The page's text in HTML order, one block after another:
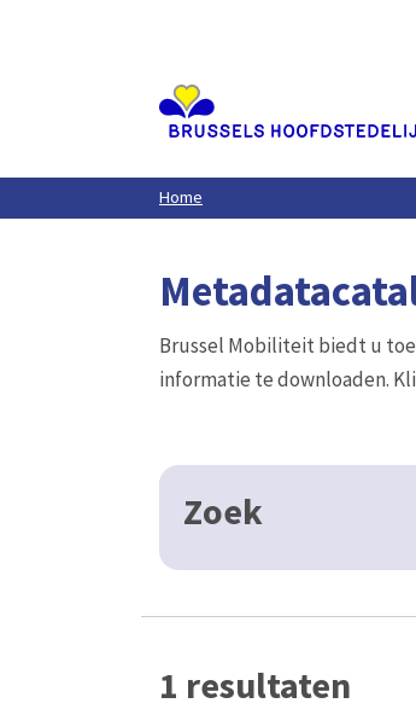
Home
Brussel Mobiliteit biedt u
informatie te downloaden.
Zoek
1 resultaten